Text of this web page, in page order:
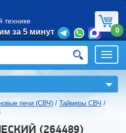
технике
за 5 минут 0
▼
печи (СВЧ) / Таймеры СВЧ /
(264489)